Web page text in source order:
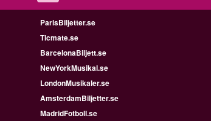
ParisBiljetter.se
Ticmate.se
BarcelonaBiljett.se
NewYorkMusikal.se
LondonMusikaler.se
AmsterdamBiljetter.se
MadridFotboll.se